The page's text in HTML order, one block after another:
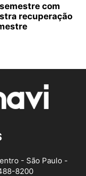
com
recuperação
- São Paulo -
8200